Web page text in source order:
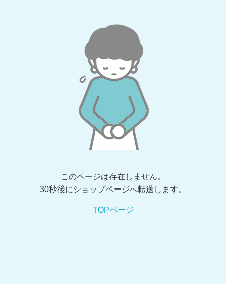
このページは存在しません。
30秒後にショップページへ転送します。
TOPページ